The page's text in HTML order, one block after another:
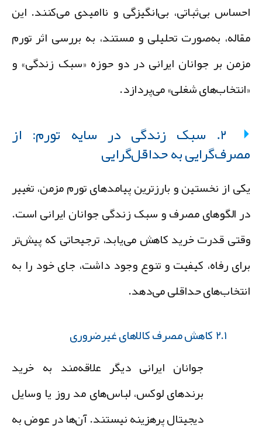
بی‌ثباتی، بی‌انگیزگی و ناامیدی می‌کنند. این
به‌صورت تحلیلی و مستند، به بررسی اثر تورم
بر جوانان ایرانی در دو حوزه «سبک زندگی» و
شغلی» می‌پردازد.
۲. سبک زندگی در سایه تورم: از
به حداقل‌گرایی
از نخستین و بارزترین پیامدهای تورم مزمن، تغییر
الگوهای مصرف و سبک زندگی جوانان ایرانی است.
قدرت خرید کاهش می‌یابد، ترجیحاتی که پیش‌تر
رفاه، کیفیت و تنوع وجود داشت، جای خود را به
حداقلی می‌دهد.
جوانان ایرانی دیگر علاقه‌مند به خرید
برندهای لوکس، لباس‌های مد روز یا وسایل
دیجیتال پرهزینه نیستند. آن‌ها در عوض به